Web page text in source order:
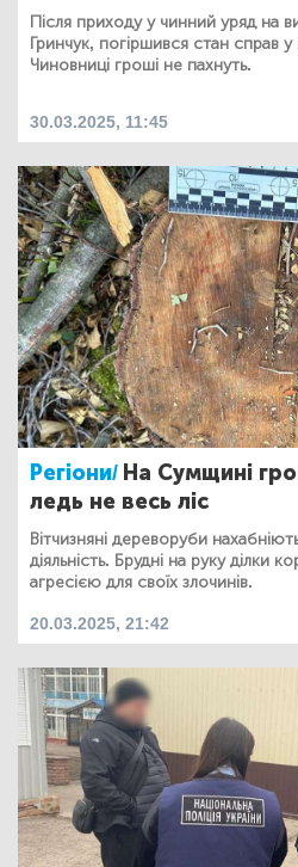
Після приходу у чинний уряд на
Гринчук, погіршився стан справ
Чиновниці гроші не пахнуть.
30.03.2025, 11:45
Регіони/ На Сумщині
ледь не весь ліс
Вітчизняні дереворуби
діяльність. Брудні на руку ділки
агресією для своїх злочинів.
20.03.2025, 21:42